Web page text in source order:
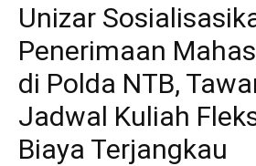
Unizar
Penerimaan
di Polda NTB,
Jadwal Kuliah
Biaya Terjangkau